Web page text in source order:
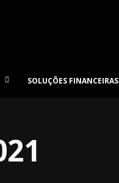
SOLUÇÕES FINANCEIRAS